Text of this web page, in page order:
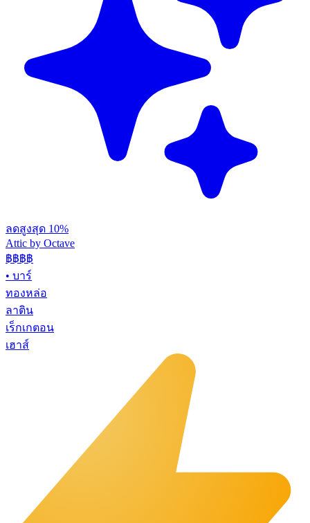
ลดสูงสุด 10%
Attic by Octave
฿฿฿฿
• บาร์
ทองหล่อ
ลาติน
เร็กเกตอน
เฮาส์